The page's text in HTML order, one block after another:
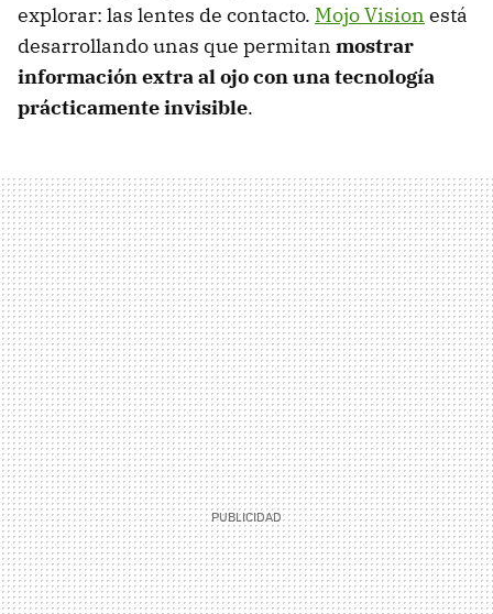
explorar: las lentes de contacto. Mojo Vision está
desarrollando unas que permitan mostrar
información extra al ojo con una tecnología
prácticamente invisible.